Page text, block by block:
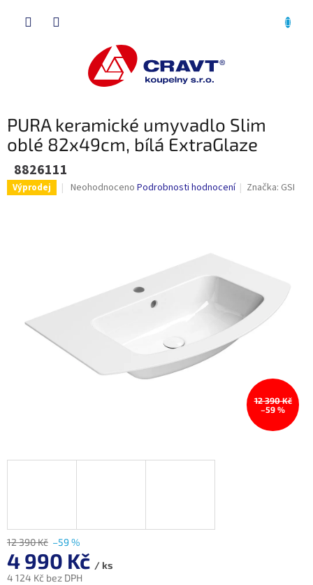
PURA keramické umyvadlo Slim
oblé 82x49cm, bílá ExtraGlaze
8826111
Výprodej
Průměrné
Neohodnoceno Podrobnosti hodnocení Značka: GSI
12 390 Kč
–59 %
12 390 Kč –59 %
4 990 Kč / ks
4 124 Kč bez DPH